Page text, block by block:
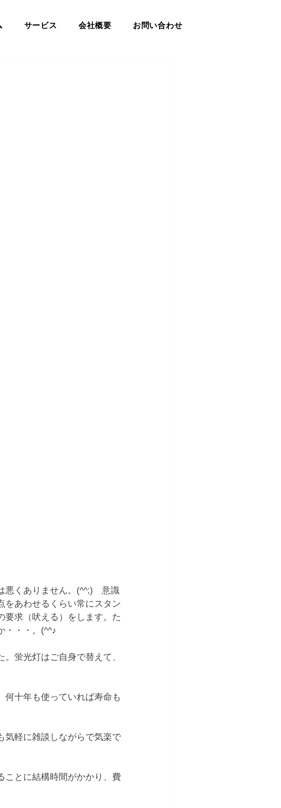
サービス 会社概要 お問い合わせ
悪くありません。(^^;)　意識
をあわせるくらい常にスタン
要求（吠える）をします。た
・・・。(^^♪
蛍光灯はご自身で替えて、
何十年も使っていれば寿命も
気軽に雑談しながらで気楽で
ことに結構時間がかかり、費